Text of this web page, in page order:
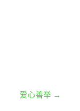
爱心善举 →